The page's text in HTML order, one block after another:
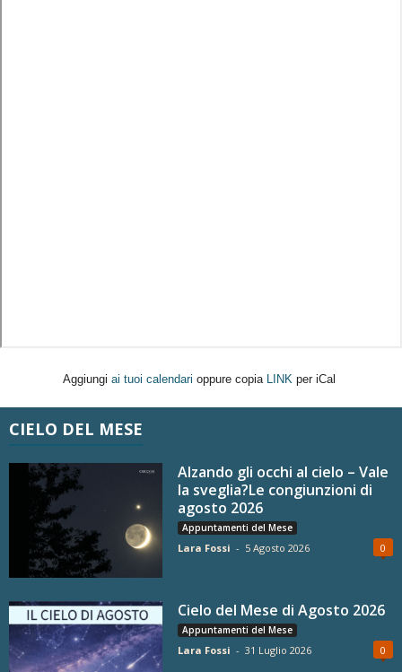
Aggiungi ai tuoi calendari oppure copia LINK per iCal
CIELO DEL MESE
Alzando gli occhi al cielo – Vale
la sveglia?Le congiunzioni di
agosto 2026
Appuntamenti del Mese
Lara Fossi - 5 Agosto 2026 0
Cielo del Mese di Agosto 2026
Appuntamenti del Mese
Lara Fossi - 31 Luglio 2026 0